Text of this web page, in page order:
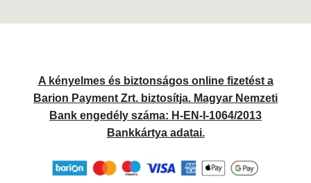
A kényelmes és biztonságos online fizetést a
Barion Payment Zrt. biztosítja. Magyar Nemzeti
Bank engedély száma: H-EN-I-1064/2013
Bankkártya adatai.